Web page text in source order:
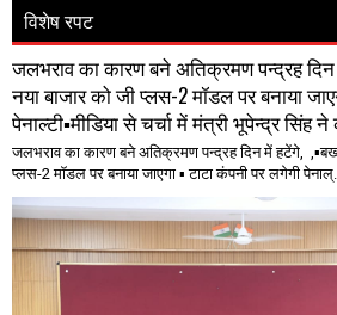
विशेष रपट
जलभराव का कारण बने अतिक्रमण पन्द्रह
नया बाजार को जी प्लस-2 मॉडल पर बनाया
पेनाल्टी▪️मीडिया से चर्चा में मंत्री भूपेन्द्र सिंह
जलभराव का कारण बने अतिक्रमण पन्द्रह दिन में हटेंगे,
प्लस-2 मॉडल पर बनाया जाएगा ▪️ टाटा कंपनी पर लगेगी